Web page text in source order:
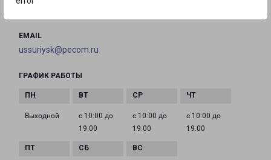
EMAIL
ussuriysk@pecom.ru
ГРАФИК РАБОТЫ
Выходной
с 10:00 до
19:00
с 10:00 до
19:00
с 10:00 до
19:00